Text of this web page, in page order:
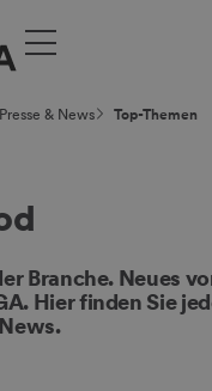
Presse & News Top-Themen
Branche. Neues
Hier finden Sie